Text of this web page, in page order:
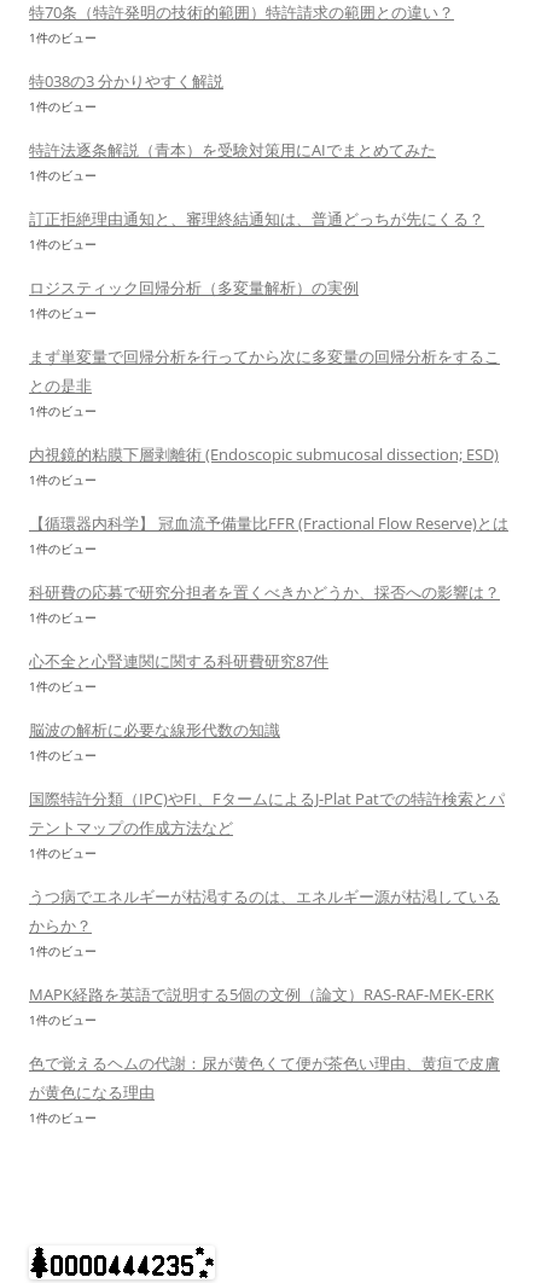
特70条（特許発明の技術的範囲）特許請求の範囲との違い？
1件のビュー
特038の3 分かりやすく解説
1件のビュー
特許法逐条解説（青本）を受験対策用にAIでまとめてみた
1件のビュー
訂正拒絶理由通知と、審理終結通知は、普通どっちが先にくる？
1件のビュー
ロジスティック回帰分析（多変量解析）の実例
1件のビュー
まず単変量で回帰分析を行ってから次に多変量の回帰分析をするこ
との是非
1件のビュー
内視鏡的粘膜下層剥離術 (Endoscopic submucosal dissection; ESD)
1件のビュー
【循環器内科学】 冠血流予備量比FFR (Fractional Flow Reserve)とは
1件のビュー
科研費の応募で研究分担者を置くべきかどうか、採否への影響は？
1件のビュー
心不全と心腎連関に関する科研費研究87件
1件のビュー
脳波の解析に必要な線形代数の知識
1件のビュー
国際特許分類（IPC)やFI、FタームによるJ-Plat Patでの特許検索とパ
テントマップの作成方法など
1件のビュー
うつ病でエネルギーが枯渇するのは、エネルギー源が枯渇している
からか？
1件のビュー
MAPK経路を英語で説明する5個の文例（論文）RAS-RAF-MEK-ERK
1件のビュー
色で覚えるヘムの代謝：尿が黄色くて便が茶色い理由、黄疸で皮膚
が黄色になる理由
1件のビュー